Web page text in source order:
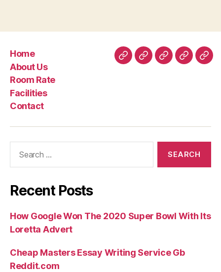
Home
About Us
Room Rate
Facilities
Contact
HomeAboutRoomFacilities
Recent Posts
How Google Won The 2020 Super Bowl With Its
Loretta Advert
Cheap Masters Essay Writing Service Gb
Reddit.com